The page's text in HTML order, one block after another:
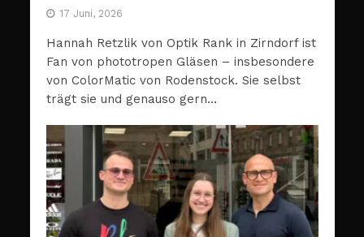
17 Juni, 2026
Hannah Retzlik von Optik Rank in Zirndorf ist
Fan von phototropen Gläsen – insbesondere
von ColorMatic von Rodenstock. Sie selbst
trägt sie und genauso gern...